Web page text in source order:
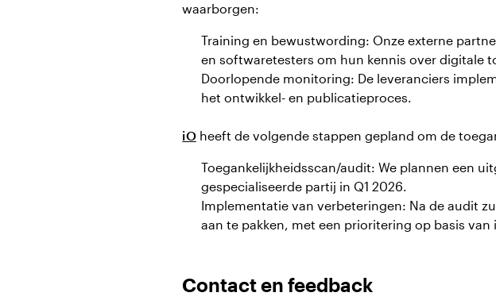
waarborgen:
Training en bewustwording: Onze externe
en softwaretesters om hun kennis over digitale
Doorlopende monitoring: De leveranciers
het ontwikkel- en publicatieproces.
iOheeft de volgende stappen gepland om de
Toegankelijkheidsscan/audit: We plannen een
gespecialiseerde partij in Q1 2026.
Implementatie van verbeteringen: Na de audit
aan te pakken, met een prioritering op basis
Contact en feedback